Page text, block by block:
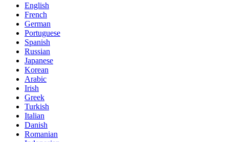
English
French
German
Portuguese
Spanish
Russian
Japanese
Korean
Arabic
Irish
Greek
Turkish
Italian
Danish
Romanian